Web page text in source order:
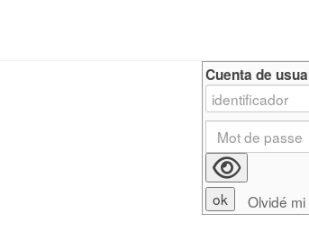
Cuenta de
Olvidé